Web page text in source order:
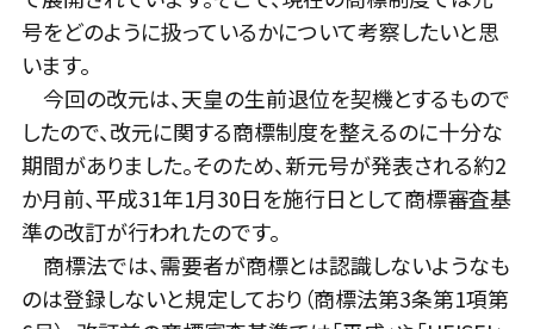
号をどのように扱っているかについて考察したいと思
います。
今回の改元は、天皇の生前退位を契機とするもので
したので、改元に関する商標制度を整えるのに十分な
期間がありました。そのため、新元号が発表される約2
か月前、平成31年1月30日を施行日として商標審査基
準の改訂が行われたのです。
商標法では、需要者が商標とは認識しないようなも
のは登録しないと規定しており（商標法第3条第1項第